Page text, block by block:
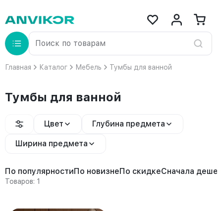
Главная Каталог Мебель Тумбы для ванной
Тумбы для ванной
Цвет Глубина предмета
Ширина предмета
По популярностиПо новизнеПо скидкеСначала
Товаров: 1